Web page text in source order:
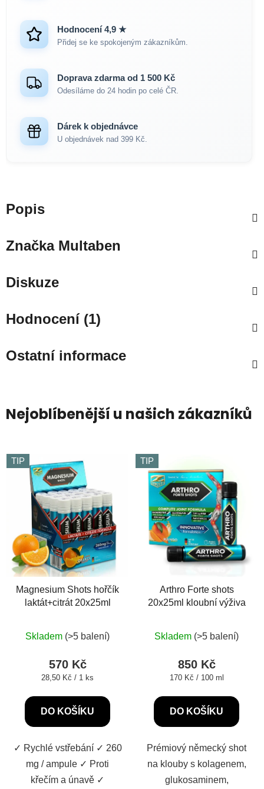
Hodnocení 4,9 ★
Přidej se ke spokojeným zákazníkům.
Doprava zdarma od 1 500 Kč
Odesíláme do 24 hodin po celé ČR.
Dárek k objednávce
U objednávek nad 399 Kč.
Popis
ZnačkaMultaben
Diskuze
Hodnocení (1)
Ostatní informace
Nejoblíbenější u našich zákazníků
TIP
Magnesium Shots hořčík
laktát+citrát 20x25ml
hodnocení
produktu
je
z
Skladem (>5 balení)
570 Kč
Měrná
28,50 Kč / 1 ks
DO KOŠÍKU
✓ Rychlé vstřebání ✓ 260
mg / ampule ✓ Proti
křečím a únavě ✓
TIP
Arthro Forte shots
20x25ml kloubní výživa
hodnocení
produktu
je
z
Skladem (>5 balení)
850 Kč
Měrná
170 Kč / 100 ml
DO KOŠÍKU
Prémiový německý shot
na klouby s kolagenem,
glukosaminem,